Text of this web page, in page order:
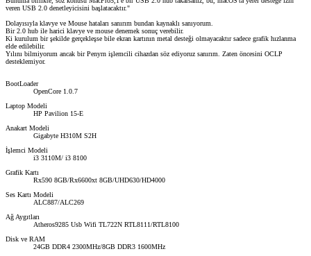
veren USB 2.0 denetleyicisini başlatacaktır."
Dolayısıyla klavye ve Mouse hataları sanırım bundan kaynaklı sanıyorum.
Bir 2.0 hub ile harici klavye ve mouse denemek sonuç verebilir.
Ki kurulum bir şekilde gerçekleşse bile ekran kartının metal desteği olmayacaktır sadece grafik hızlanma
elde edilebilir.
Yılını bilmiyorum ancak bir Penyrn işlemcili cihazdan söz ediyoruz sanırım. Zaten öncesini OCLP
desteklemiyor.
BootLoader
OpenCore 1.0.7
Laptop Modeli
HP Pavilion 15-E
Anakart Modeli
Gigabyte H310M S2H
İşlemci Modeli
i3 3110M/ i3 8100
Grafik Kartı
Rx590 8GB/Rx6600xt 8GB/UHD630/HD4000
Ses Kartı Modeli
ALC887/ALC269
Ağ Aygıtları
Atheros9285 Usb Wifi TL722N RTL8111/RTL8100
Disk ve RAM
24GB DDR4 2300MHz/8GB DDR3 1600MHz